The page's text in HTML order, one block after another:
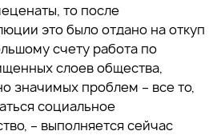
то после
это было отдано на откуп
счету работа по
слоев общества,
значимых проблем – все то,
социальное
– выполняется сейчас